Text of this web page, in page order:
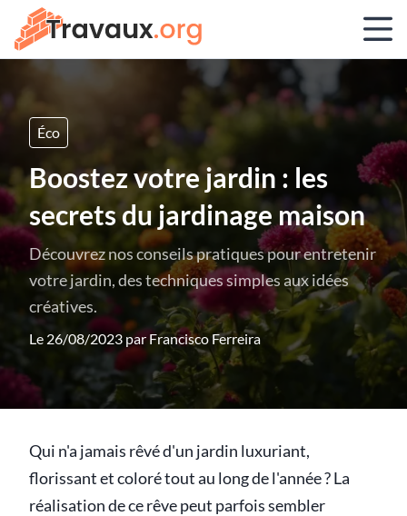
Éco
Boostez votre jardin : les
secrets du jardinage maison
Découvrez nos conseils pratiques pour entretenir
votre jardin, des techniques simples aux idées
créatives.
Le 26/08/2023 par Francisco Ferreira
Qui n'a jamais rêvé d'un jardin luxuriant,
florissant et coloré tout au long de l'année ? La
réalisation de ce rêve peut parfois sembler